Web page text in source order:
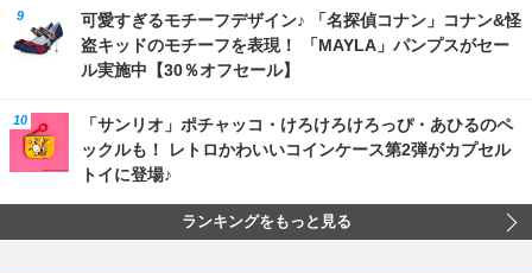
可愛すぎるモチーフデザイン♪ 「名探偵コナン」コナン&怪
盗キッドのモチーフを表現！ 「MAYLA」パンプスがセー
ル実施中【30％オフセール】
「サンリオ」ポチャッコ・けろけろけろっぴ・あひるのペ
ックルも！ レトロかわいいコインケース第2弾がカプセル
トイに登場♪
ランキングをもっと見る